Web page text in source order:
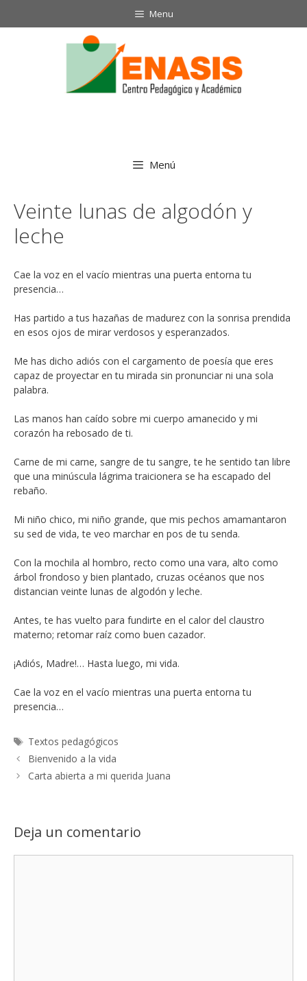
Menu
Menú
Veinte lunas de algodón y
leche
Cae la voz en el vacío mientras una puerta entorna tu
presencia…
Has partido a tus hazañas de madurez con la sonrisa prendida
en esos ojos de mirar verdosos y esperanzados.
Me has dicho adiós con el cargamento de poesía que eres
capaz de proyectar en tu mirada sin pronunciar ni una sola
palabra.
Las manos han caído sobre mi cuerpo amanecido y mi
corazón ha rebosado de ti.
Carne de mi carne, sangre de tu sangre, te he sentido tan libre
que una minúscula lágrima traicionera se ha escapado del
rebaño.
Mi niño chico, mi niño grande, que mis pechos amamantaron
su sed de vida, te veo marchar en pos de tu senda.
Con la mochila al hombro, recto como una vara, alto como
árbol frondoso y bien plantado, cruzas océanos que nos
distancian veinte lunas de algodón y leche.
Antes, te has vuelto para fundirte en el calor del claustro
materno; retomar raíz como buen cazador.
¡Adiós, Madre!… Hasta luego, mi vida.
Cae la voz en el vacío mientras una puerta entorna tu
presencia…
Etiquetas
Textos pedagógicos
Bienvenido a la vida
Carta abierta a mi querida Juana
Deja un comentario